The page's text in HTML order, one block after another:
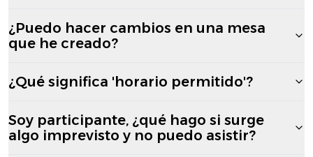
¿Puedo hacer cambios en una mesa
que he creado?
¿Qué significa 'horario permitido'?
Soy participante, ¿qué hago si surge
algo imprevisto y no puedo asistir?